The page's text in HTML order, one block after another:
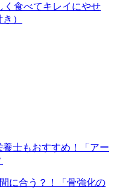
く食べてキレイにやせ
）
養士もおすすめ！「アー
に合う？！「骨強化の